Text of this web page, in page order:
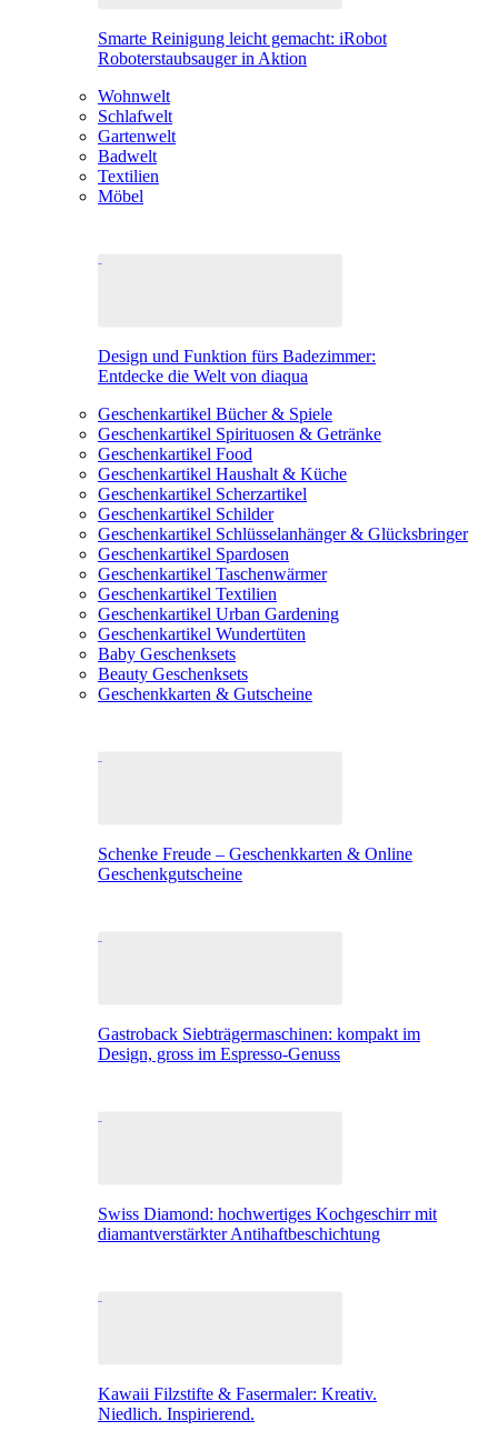
Smarte Reinigung leicht gemacht: iRobot
Roboterstaubsauger in Aktion
Wohnwelt
Schlafwelt
Gartenwelt
Badwelt
Textilien
Möbel
Design und Funktion fürs Badezimmer:
Entdecke die Welt von diaqua
Geschenkartikel Bücher & Spiele
Geschenkartikel Spirituosen & Getränke
Geschenkartikel Food
Geschenkartikel Haushalt & Küche
Geschenkartikel Scherzartikel
Geschenkartikel Schilder
Geschenkartikel Schlüsselanhänger & Glücksbringer
Geschenkartikel Spardosen
Geschenkartikel Taschenwärmer
Geschenkartikel Textilien
Geschenkartikel Urban Gardening
Geschenkartikel Wundertüten
Baby Geschenksets
Beauty Geschenksets
Geschenkkarten & Gutscheine
Schenke Freude – Geschenkkarten & Online
Geschenkgutscheine
Gastroback Siebträgermaschinen: kompakt im
Design, gross im Espresso-Genuss
Swiss Diamond: hochwertiges Kochgeschirr mit
diamantverstärkter Antihaftbeschichtung
Kawaii Filzstifte & Fasermaler: Kreativ.
Niedlich. Inspirierend.